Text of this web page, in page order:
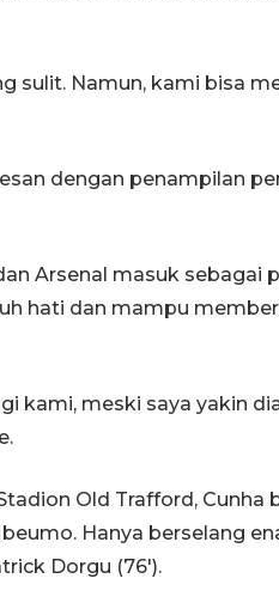
sulit. Namun, kami bisa
dengan penampilan
Arsenal masuk sebagai
hati dan mampu
kami, meski saya yakin
Old Trafford,
Hanya berselang
Dorgu (76').